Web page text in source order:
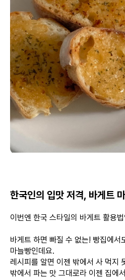
한국인의 입맛 저격, 바게트
이번엔 한국 스타일의 바게트 활용
바게트 하면 빠질 수 없는! 빵집에서
마늘빵인데요.
레시피를 알면 이젠 밖에서 사 먹지
밖에서 파는 맛 그대로라 이젠 집에